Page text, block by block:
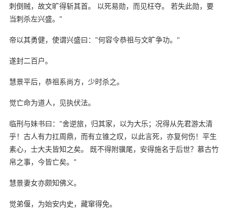
刺倒贼，故文旷得斩其首。 以死易勋，而见枉夺。 若失此勋，要
当刺杀左兴盛。"
帝以其勇健，使谓兴盛曰："何容令恭祖与文旷争功。"
遂封二百户。
慧景平后，恭祖系尚方，少时杀之。
觉亡命为道人，见执伏法。
临刑与妹书曰："舍逆旅，归其家，以为大乐；况得从先君游太清
乎！古人有力扛周鼎，而有立锥之叹，以此言死，亦复何伤！平生
素心，士大夫皆知之矣。 既不得附骥尾，安得施名于后世？慕古竹
帛之事，今皆亡矣。"
慧景妻女亦颇知佛义。
觉弟偃，为始安内史，藏窜得免。